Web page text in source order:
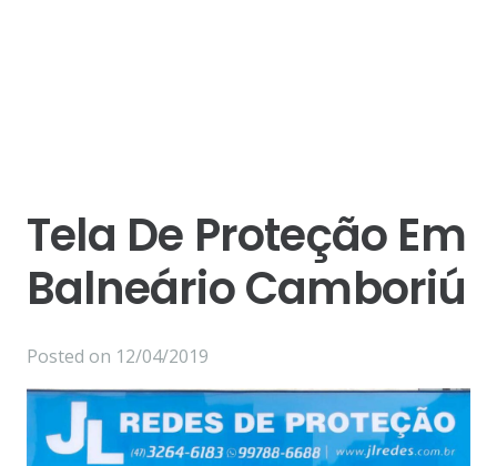
Tela De Proteção Em
Balneário Camboriú
Posted on 12/04/2019